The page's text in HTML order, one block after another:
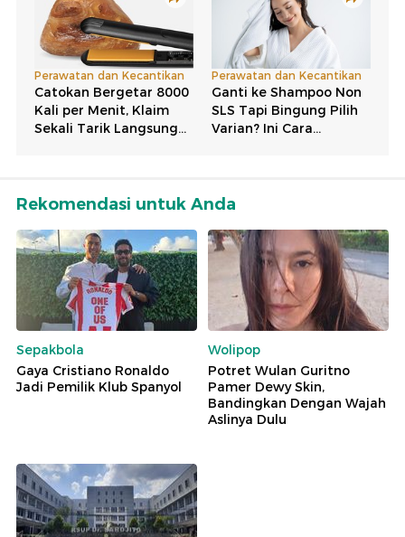
Rekomendasi untuk Anda
Sepakbola
Gaya Cristiano Ronaldo
Jadi Pemilik Klub Spanyol
Wolipop
Potret Wulan Guritno
Pamer Dewy Skin,
Bandingkan Dengan Wajah
Aslinya Dulu